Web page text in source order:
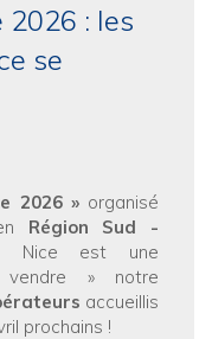
2026 : les
se
2026 » organisé
Région Sud -
est une
vendre » notre
accueillis
prochains !